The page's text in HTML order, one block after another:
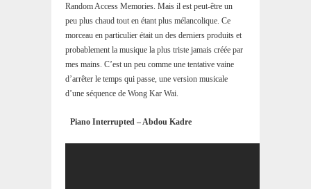
Random Access Memories. Mais il est peut-être un
peu plus chaud tout en étant plus mélancolique. Ce
morceau en particulier était un des derniers produits et
probablement la musique la plus triste jamais créée par
mes mains. C’est un peu comme une tentative vaine
d’arrêter le temps qui passe, une version musicale
d’une séquence de Wong Kar Wai.
Piano Interrupted – Abdou Kadre